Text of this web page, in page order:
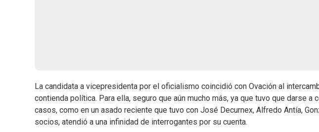
La candidata a vicepresidenta por el oficialismo coincidió con Ovación al
contienda política. Para ella, seguro que aún mucho más, ya que tuvo que darse
casos, como en un asado reciente que tuvo con José Decurnex, Alfredo Antía,
socios, atendió a una infinidad de interrogantes por su cuenta.